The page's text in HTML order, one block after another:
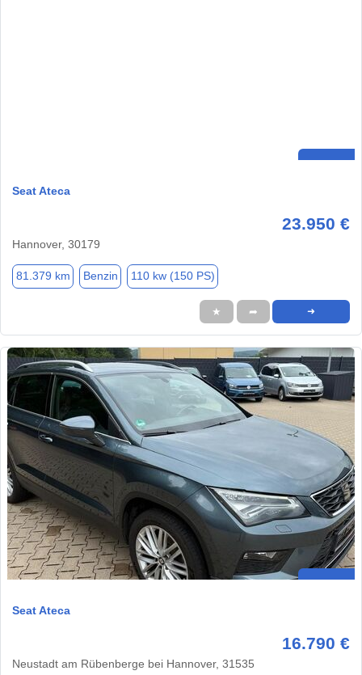
Seat Ateca
23.950 €
Hannover, 30179
81.379 km Benzin 110 kw (150 PS)
★ ➦ ➜
Seat Ateca
16.790 €
Neustadt am Rübenberge bei Hannover, 31535